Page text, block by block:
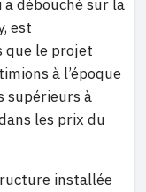
débouché sur la
est
que le projet
à l’époque
supérieurs à
les prix du
installée